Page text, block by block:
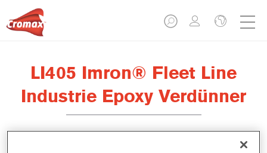
LI405 Imron® Fleet Line
Industrie Epoxy Verdünner